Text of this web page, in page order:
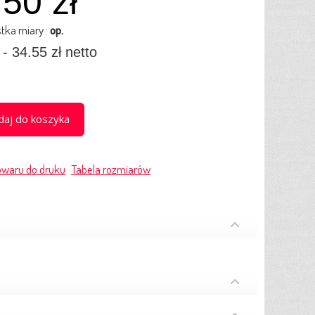
miary :op.
34.55 zł netto
do koszyka
do druku Tabela rozmiarów